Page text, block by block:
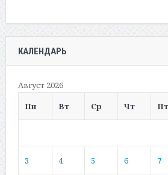
КАЛЕНДАРЬ
Август 2026
Пн
Вт Ср Чт Пт
3 4 5 6 7